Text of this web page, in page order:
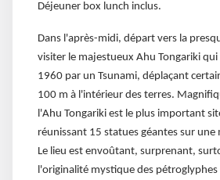
Déjeuner box lunch inclus.
Dans l'après-midi, départ vers la
visiter le majestueux Ahu Tongariki
1960 par un Tsunami, déplaçant
100 m à l'intérieur des terres.
l'Ahu Tongariki est le plus important
réunissant 15 statues géantes sur
Le lieu est envoûtant, surprenant,
l'originalité mystique des